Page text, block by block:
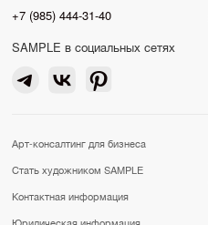
+7 (985) 444-31-40
SAMPLE в социальных сетях
Арт-консалтинг для бизнеса
Стать художником SAMPLE
Контактная информация
Юридическая информация